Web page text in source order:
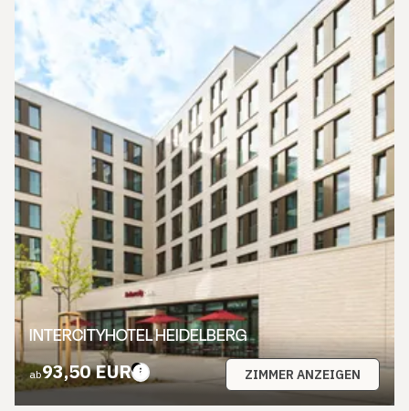
INTERCITYHOTEL HEIDELBERG
ab93,50 EUR ZIMMER ANZEIGEN